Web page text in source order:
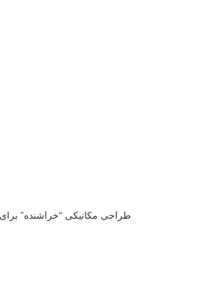
2. طراحی مکانیکی “خراشنده”